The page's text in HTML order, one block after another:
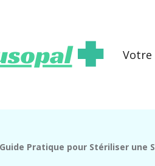
Votre
Guide Pratique pour Stériliser une